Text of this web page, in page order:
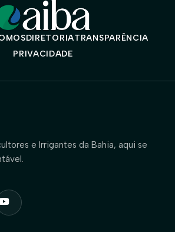
DIRETORIATRANSPARÊNCIA
PRIVACIDADE
e Irrigantes da Bahia, aqui se